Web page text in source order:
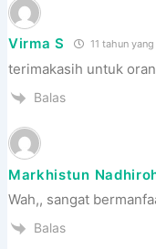
Virma S 11 tahun
terimakasih untuk
Balas
Markhistun
Wah,, sangat
Balas